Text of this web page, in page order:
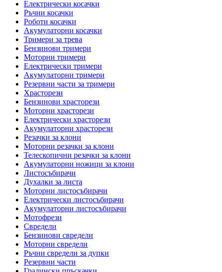
Електрически косачки
Ръчни косачки
Роботи косачки
Акумулаторни косачки
Тримери за трева
Бензинови тримери
Моторни тримери
Електрически тримери
Акумулаторни тримери
Резервни части за тримери
Храсторези
Бензинови храсторези
Моторни храсторези
Електрически храсторези
Акумулаторни храсторези
Резачки за клони
Моторни резачки за клони
Телескопични резачки за клони
Акумулаторни ножици за клони
Листосъбирачи
Духалки за листа
Моторни листосъбирачи
Електрически листосъбирачи
Акумулаторни листосъбирачи
Мотофрези
Свредели
Бензинови свредели
Моторни свредели
Ръчни свредели за дупки
Резервни части